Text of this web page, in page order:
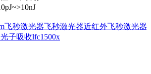
飞秒激光器飞秒激光器近红外飞秒激光器
子吸收lfc1500x